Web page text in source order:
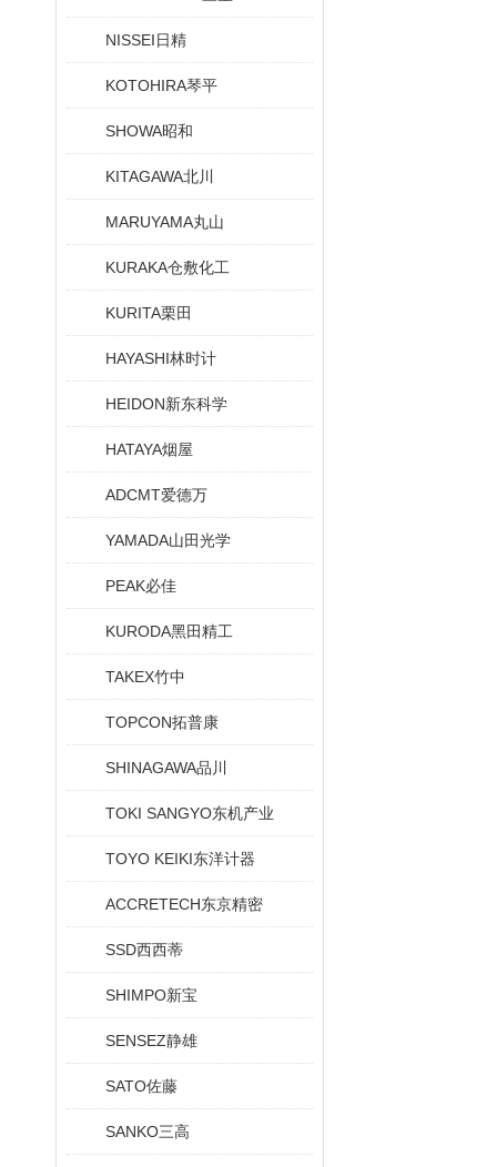
NISSEI日精
KOTOHIRA琴平
SHOWA昭和
KITAGAWA北川
MARUYAMA丸山
KURAKA仓敷化工
KURITA栗田
HAYASHI林时计
HEIDON新东科学
HATAYA烟屋
ADCMT爱德万
YAMADA山田光学
PEAK必佳
KURODA黑田精工
TAKEX竹中
TOPCON拓普康
SHINAGAWA品川
TOKI SANGYO东机产业
TOYO KEIKI东洋计器
ACCRETECH东京精密
SSD西西蒂
SHIMPO新宝
SENSEZ静雄
SATO佐藤
SANKO三高